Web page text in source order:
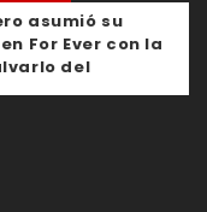
asumió su
For Ever con la
del